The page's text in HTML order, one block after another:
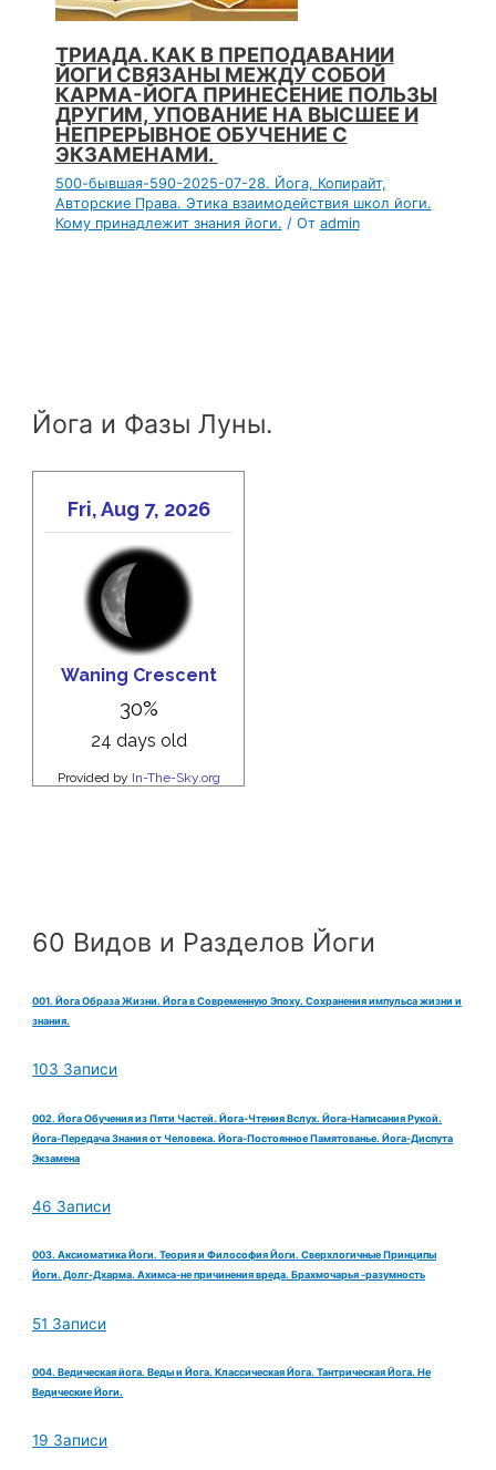
ТРИАДА. КАК В ПРЕПОДАВАНИИ
ЙОГИ СВЯЗАНЫ МЕЖДУ СОБОЙ
КАРМА-ЙОГА ПРИНЕСЕНИЕ ПОЛЬЗЫ
ДРУГИМ, УПОВАНИЕ НА ВЫСШЕЕ И
НЕПРЕРЫВНОЕ ОБУЧЕНИЕ С
ЭКЗАМЕНАМИ.
500-бывшая-590-2025-07-28. Йога, Копирайт,
Авторские Права. Этика взаимодействия школ йоги.
Кому принадлежит знания йоги. / От admin
Йога и Фазы Луны.
60 Видов и Разделов Йоги
001. Йога Образа Жизни. Йога в Современную Эпоху. Сохранения импульса жизни и
знания.
103 Записи
002. Йога Обучения из Пяти Частей. Йога-Чтения Вслух. Йога-Написания Рукой.
Йога-Передача Знания от Человека. Йога-Постоянное Памятованье. Йога-Диспута
Экзамена
46 Записи
003. Аксиоматика Йоги. Теория и Философия Йоги. Сверхлогичные Принципы
Йоги. Долг-Дхарма. Ахимса-не причинения вреда. Брахмочарья -разумность
51 Записи
004. Ведическая йога. Веды и Йога. Классическая Йога. Тантрическая Йога. Не
Ведические Йоги.
19 Записи